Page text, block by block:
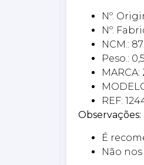
Nº.
Nº.
NCM.:
Peso.:
MARCA:
REF:
Observações:
É
Não